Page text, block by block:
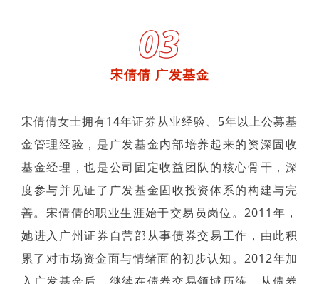
03
宋倩倩 广发基金
宋倩倩女士拥有14年证券从业经验、5年以上公募基
金管理经验，是广发基金内部培养起来的资深固收
基金经理，也是公司固定收益团队的核心骨干，深
度参与并见证了广发基金固收投资体系的构建与完
善。宋倩倩的职业生涯始于交易员岗位。2011年，
她进入广州证券自营部从事债券交易工作，由此积
累了对市场资金面与情绪面的初步认知。2012年加